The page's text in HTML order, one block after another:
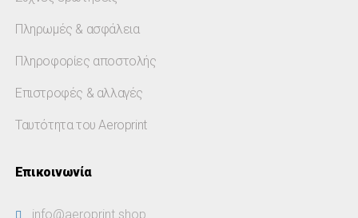
Πληρωμές & ασφάλεια
Πληροφορίες αποστολής
Επιστροφές & αλλαγές
Ταυτότητα του Aeroprint
Επικοινωνία
info@aeroprint.shop